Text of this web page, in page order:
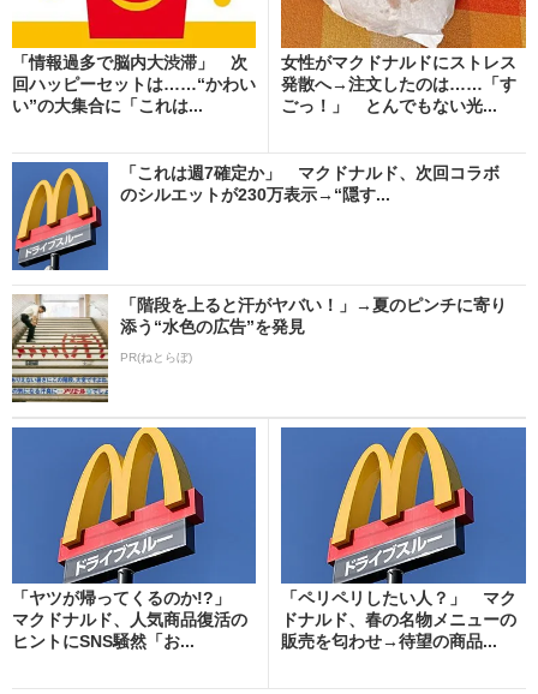
「情報過多で脳内大渋滞」 次
回ハッピーセットは……“かわい
い”の大集合に「これは...
女性がマクドナルドにストレス
発散へ→注文したのは……「す
ごっ！」 とんでもない光...
「これは週7確定か」 マクドナルド、次回コラボ
のシルエットが230万表示→“隠す...
「階段を上ると汗がヤバい！」→夏のピンチに寄り
添う“水色の広告”を発見
PR(ねとらぼ)
「ヤツが帰ってくるのか!?」
マクドナルド、人気商品復活の
ヒントにSNS騒然「お...
「ペリペリしたい人？」 マク
ドナルド、春の名物メニューの
販売を匂わせ→待望の商品...